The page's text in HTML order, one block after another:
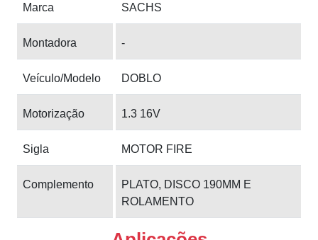
Marca SACHS
Montadora -
Veículo/Modelo DOBLO
Motorização 1.3 16V
Sigla MOTOR FIRE
Complemento
PLATO, DISCO 190MM E
ROLAMENTO